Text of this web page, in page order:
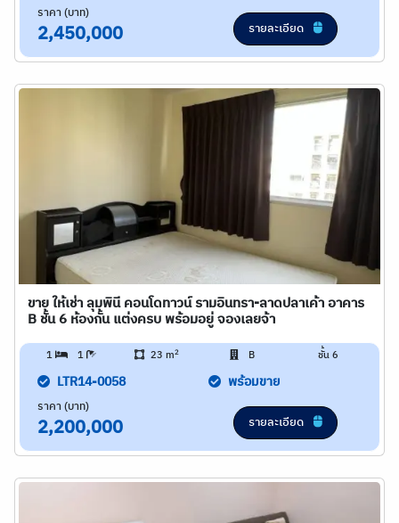
ราคา (บาท)
2,450,000 รายละเอียด
ขาย ให้เช่า ลุมพินี คอนโดทาวน์ รามอินทรา-ลาดปลาเค้า อาคาร
B ชั้น 6 ห้องกั้น แต่งครบ พร้อมอยู่ จองเลยจ้า
1 1 23 m2 B ชั้น 6
LTR14-0058 พร้อมขาย
ราคา (บาท)
2,200,000 รายละเอียด